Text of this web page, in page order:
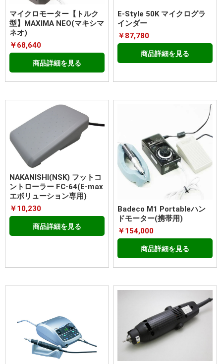
マイクロモーター【トルク
型】MAXIMA NEO(マキシマ
ネオ)
￥68,640
商品詳細を見る
E-Style 50K マイクログラ
インダー
￥87,780
商品詳細を見る
NAKANISHI(NSK) フットコ
ントローラー FC-64(E-max
エボリューション専用)
￥10,230
商品詳細を見る
Badeco M1 Portableハン
ドモーター(携帯用)
￥154,000
商品詳細を見る